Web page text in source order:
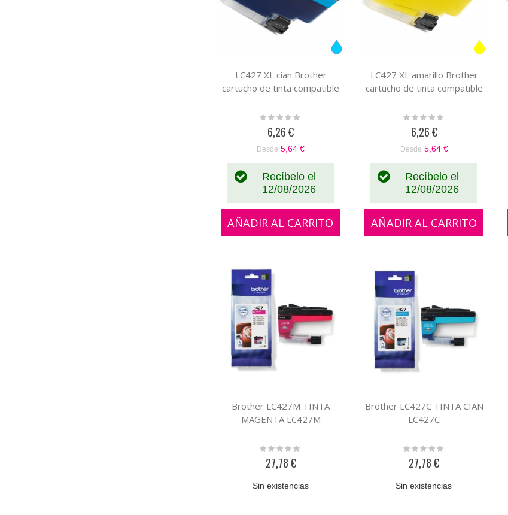
LC427 XL cian Brother
cartucho de tinta compatible
Rating:
6,26 €
Desde 5,64 €
Recíbelo el
12/08/2026
AÑADIR AL CARRITO
LC427 XL amarillo Brother
cartucho de tinta compatible
Rating:
6,26 €
Desde 5,64 €
Recíbelo el
12/08/2026
AÑADIR AL CARRITO
Brother LC427M TINTA
MAGENTA LC427M
Rating:
27,78 €
Sin existencias
Brother LC427C TINTA CIAN
LC427C
Rating:
27,78 €
Sin existencias